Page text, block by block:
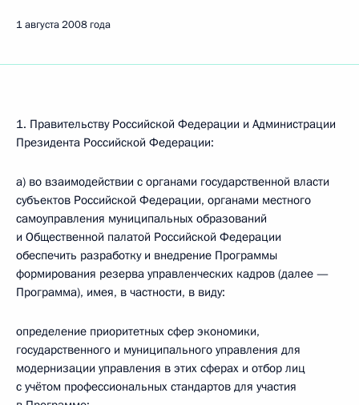
1 августа 2008 года
1. Правительству Российской Федерации и Администрации
Президента Российской Федерации:
а) во взаимодействии с органами государственной власти
субъектов Российской Федерации, органами местного
самоуправления муниципальных образований
и Общественной палатой Российской Федерации
обеспечить разработку и внедрение Программы
формирования резерва управленческих кадров (далее —
Программа), имея, в частности, в виду:
определение приоритетных сфер экономики,
государственного и муниципального управления для
модернизации управления в этих сферах и отбор лиц
с учётом профессиональных стандартов для участия